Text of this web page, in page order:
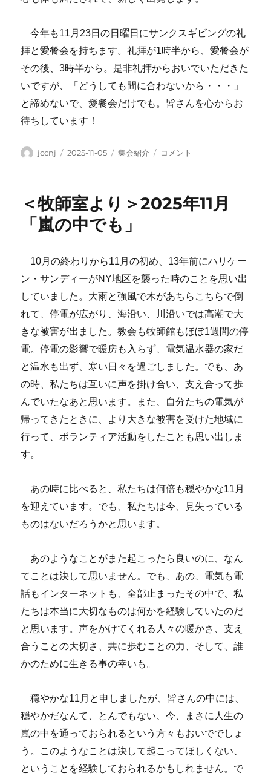
今年も11月23日の日曜日にサンクスギビングの礼
拝と愛餐会を持ちます。礼拝が1時半から、愛餐会が
その後、3時半から。是非礼拝からおいでいただきた
いですが、「どうしても間に合わないから・・・」
と諦めないで、愛餐会だけでも。皆さんを心からお
待ちしています！
投
jccnj
投
2025-11-05
カ
ー
集会紹介
＜
介
（2025
年
11
月）
に
コメント
＜牧師室より＞2025年11月
「嵐の中でも」
10月の終わりから11月の初め、13年前にハリケー
ン・サンディーがNY地区を襲った時のことを思い出
していました。大雨と強風で木があちらこちらで倒
れて、停電が広がり、海沿い、川沿いでは高潮で大
きな被害が出ました。教会も牧師館もほぼ1週間の停
電。停電の影響で暖房も入らず、電気温水器の家だ
と温水も出ず、寒い日々を過ごしました。でも、あ
の時、私たちは互いに声を掛け合い、支え合って歩
んでいたなあと思います。また、自分たちの電気が
帰ってきたときに、より大きな被害を受けた地域に
行って、ボランティア活動をしたことも思い出しま
す。
あの時に比べると、私たちは何倍も穏やかな11月
を迎えています。でも、私たちは今、見失っている
ものはないだろうかと思います。
あのようなことがまた起こったら良いのに、なん
てことは決して思いません。でも、あの、電気も電
話もインターネットも、全部止まったその中で、私
たちは本当に大切なものは何かを経験していたのだ
と思います。声をかけてくれる人々の暖かさ、支え
合うことの大切さ、共に歩むことの力、そして、誰
かのために生きる事の幸いも。
穏やかな11月と申しましたが、皆さんの中には、
穏やかだなんて、とんでもない、今、まさに人生の
嵐の中を通っておられるという方々もおいででしょ
う。このようなことは決して起こってほしくない、
ということを経験しておられるかもしれません。で